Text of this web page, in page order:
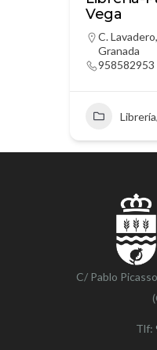
Vega
C.
Granada
958582953
C/ Pablo
Tlf: